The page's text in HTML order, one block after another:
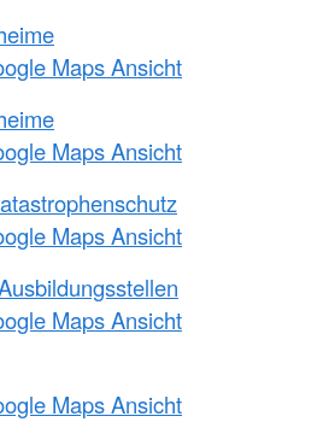
Maps Ansicht
Maps Ansicht
Maps Ansicht
Maps Ansicht
Maps Ansicht